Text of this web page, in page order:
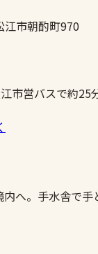
江市朝酌町970
市営バスで約25
へ。手水舎で